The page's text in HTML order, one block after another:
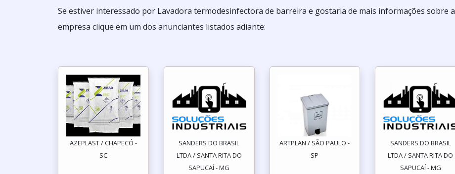
Se estiver interessado por Lavadora termodesinfectora de barreira e gostaria de mais informações sobre a
empresa clique em um dos anunciantes listados adiante:
AZEPLAST / CHAPECÓ -
SC
SANDERS DO BRASIL
LTDA / SANTA RITA DO
SAPUCAÍ - MG
ARTPLAN / SÃO PAULO -
SP
SANDERS DO BRASIL
LTDA / SANTA RITA DO
SAPUCAÍ - MG